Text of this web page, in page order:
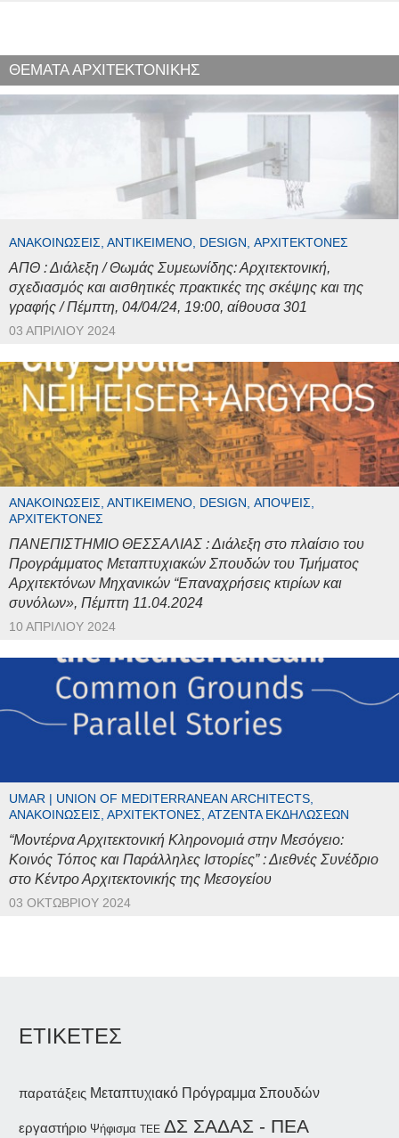
ΘΕΜΑΤΑ ΑΡΧΙΤΕΚΤΟΝΙΚΗΣ
ΑΝΑΚΟΙΝΏΣΕΙΣ, ΑΝΤΙΚΕΊΜΕΝΟ, DESIGN, ΑΡΧΙΤΈΚΤΟΝΕΣ
ΑΠΘ : Διάλεξη / Θωμάς Συμεωνίδης: Αρχιτεκτονική,
σχεδιασμός και αισθητικές πρακτικές της σκέψης και της
γραφής / Πέμπτη, 04/04/24, 19:00, αίθουσα 301
03 ΑΠΡΙΛΊΟΥ 2024
ΑΝΑΚΟΙΝΏΣΕΙΣ, ΑΝΤΙΚΕΊΜΕΝΟ, DESIGN, ΑΠΌΨΕΙΣ,
ΑΡΧΙΤΈΚΤΟΝΕΣ
ΠΑΝΕΠΙΣΤΗΜΙΟ ΘΕΣΣΑΛΙΑΣ : Διάλεξη στο πλαίσιο του
Προγράμματος Μεταπτυχιακών Σπουδών του Τμήματος
Αρχιτεκτόνων Μηχανικών “Επαναχρήσεις κτιρίων και
συνόλων», Πέμπτη 11.04.2024
10 ΑΠΡΙΛΊΟΥ 2024
UMAR | UNION OF MEDITERRANEAN ARCHITECTS,
ΑΝΑΚΟΙΝΏΣΕΙΣ, ΑΡΧΙΤΈΚΤΟΝΕΣ, ΑΤΖΈΝΤΑ ΕΚΔΗΛΏΣΕΩΝ
“Μοντέρνα Αρχιτεκτονική Κληρονομιά στην Μεσόγειο:
Κοινός Τόπος και Παράλληλες Ιστορίες” : Διεθνές Συνέδριο
στο Κέντρο Αρχιτεκτονικής της Μεσογείου
03 ΟΚΤΩΒΡΊΟΥ 2024
ΕΤΙΚΕΤΕΣ
παρατάξεις Μεταπτυχιακό Πρόγραμμα Σπουδών
εργαστήριο Ψήφισμα ΤΕΕ ΔΣ ΣΑΔΑΣ - ΠΕΑ